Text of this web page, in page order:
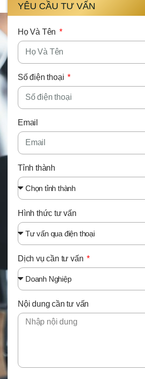
YÊU CẦU TƯ VẤN
Họ Và Tên
Số điện thoại
Email
Tỉnh thành
Hình thức tư vấn
Dịch vụ cần tư vấn
Nội dung cần tư vấn